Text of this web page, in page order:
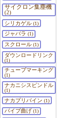
サイクロン集塵機
(2)
シリカゲル(1)
ジャバラ (1)
スクロール(1)
ダウンロードリンク
(1)
チューブマーキング
(1)
ナカニシスピンドル
(1)
ナカプリバイン (1)
パイプ曲げ(1)